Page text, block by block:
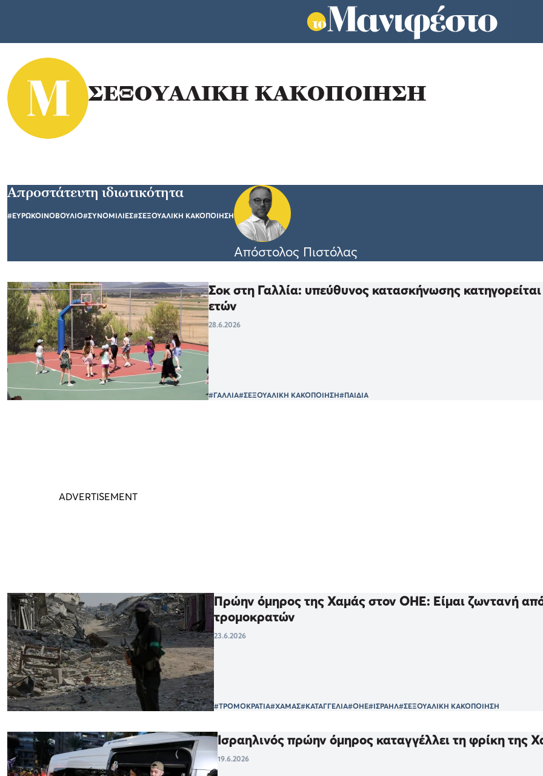
ΣΕΞΟΥΑΛΙΚΗ ΚΑΚΟΠΟΙΗΣΗ
Απροστάτευτη ιδιωτικότητα
#ΕΥΡΩΚΟΙΝΟΒΟΥΛΙΟ#ΣΥΝΟΜΙΛΙΕΣ#ΣΕΞΟΥΑΛΙΚΗ ΚΑΚΟΠΟΙΗΣΗ
Απόστολος Πιστόλας
Σοκ στη Γαλλία: υπεύθυνος κατασκήνωσης κατηγορείται
ετών
28.6.2026
#ΓΑΛΛΙΑ#ΣΕΞΟΥΑΛΙΚΗ ΚΑΚΟΠΟΙΗΣΗ#ΠΑΙΔΙΑ
Πρώην όμηρος της Χαμάς στον ΟΗΕ: Είμαι ζωντανή
τρομοκρατών
23.6.2026
#ΤΡΟΜΟΚΡΑΤΙΑ#ΧΑΜΑΣ#ΚΑΤΑΓΓΕΛΙΑ#ΟΗΕ#ΙΣΡΑΗΛ#ΣΕΞΟΥΑΛΙΚΗ ΚΑΚΟΠΟΙΗΣΗ
Ισραηλινός πρώην όμηρος καταγγέλλει τη φρίκη της
19.6.2026